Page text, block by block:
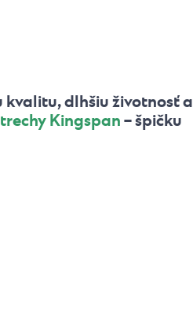
kvalitu, dlhšiu životnosť a
Kingspan– špičku